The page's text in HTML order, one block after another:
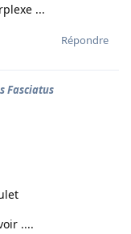
...
Répondre
Fasciatus
....